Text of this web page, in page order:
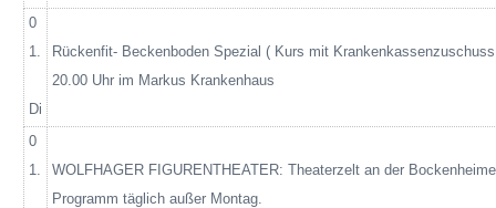
0
1.
Di
Rückenfit- Beckenboden Spezial ( Kurs mit
20.00 Uhr im Markus Krankenhaus
0
1.
WOLFHAGER FIGURENTHEATER: Theaterzelt an der
Programm täglich außer Montag.